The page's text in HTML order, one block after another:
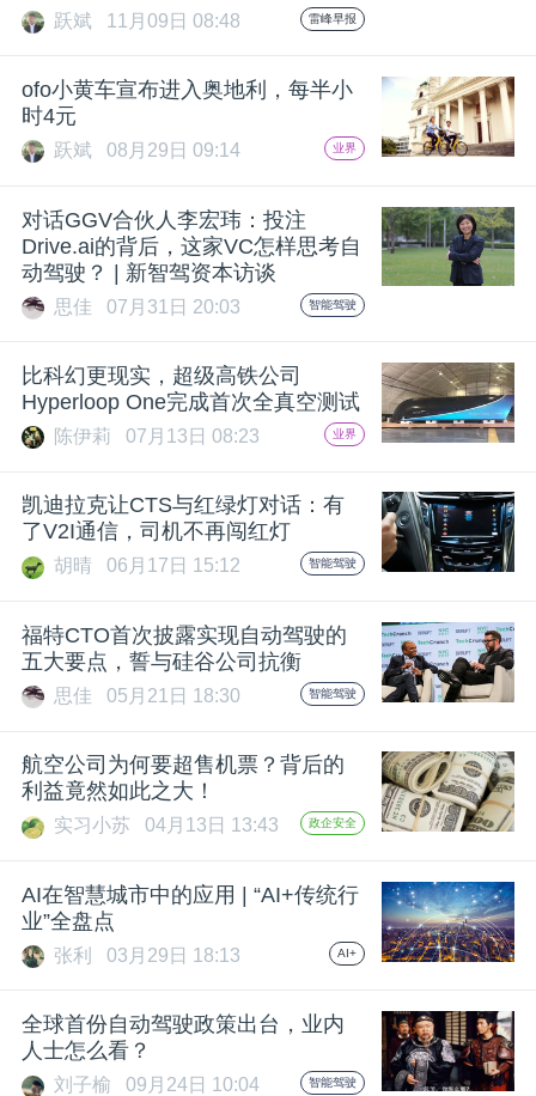
跃斌 11月09日 08:48 雷峰早报
ofo小黄车宣布进入奥地利，每半小
时4元
跃斌 08月29日 09:14 业界
对话GGV合伙人李宏玮：投注
Drive.ai的背后，这家VC怎样思考自
动驾驶？ | 新智驾资本访谈
思佳 07月31日 20:03 智能驾驶
比科幻更现实，超级高铁公司
Hyperloop One完成首次全真空测试
陈伊莉 07月13日 08:23 业界
凯迪拉克让CTS与红绿灯对话：有
了V2I通信，司机不再闯红灯
胡晴 06月17日 15:12 智能驾驶
福特CTO首次披露实现自动驾驶的
五大要点，誓与硅谷公司抗衡
思佳 05月21日 18:30 智能驾驶
航空公司为何要超售机票？背后的
利益竟然如此之大！
实习小苏 04月13日 13:43 政企安全
AI在智慧城市中的应用 | “AI+传统行
业”全盘点
张利 03月29日 18:13 AI+
全球首份自动驾驶政策出台，业内
人士怎么看？
刘子榆 09月24日 10:04 智能驾驶